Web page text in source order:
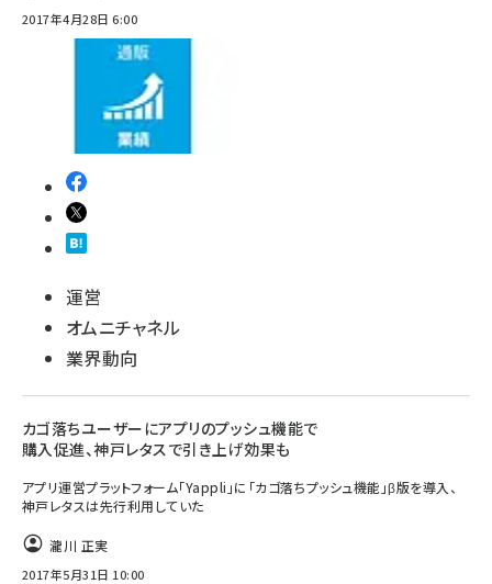
2017年4月28日 6:00
運営
オムニチャネル
業界動向
カゴ落ちユーザーにアプリのプッシュ機能で
購入促進、神戸レタスで引き上げ効果も
アプリ運営プラットフォーム「Yappli」に「カゴ落ちプッシュ機能」β版を導入、
神戸レタスは先行利用していた
瀧川 正実
2017年5月31日 10:00